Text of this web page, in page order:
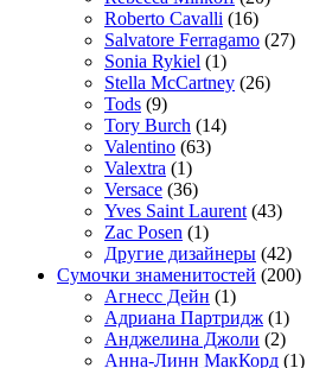
Roberto Cavalli (16)
Salvatore Ferragamo (27)
Sonia Rykiel (1)
Stella McCartney (26)
Tods (9)
Tory Burch (14)
Valentino (63)
Valextra (1)
Versace (36)
Yves Saint Laurent (43)
Zac Posen (1)
Другие дизайнеры (42)
Сумочки знаменитостей (200)
Агнесс Дейн (1)
Адриана Партридж (1)
Анджелина Джоли (2)
Анна-Линн МакКорд (1)